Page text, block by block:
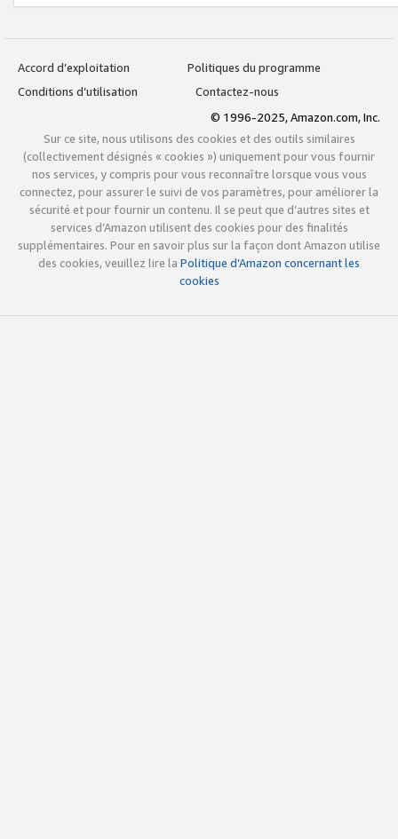
Accord d’exploitation
Politiques du programme
Conditions d’utilisation
Contactez-nous
© 1996-2025, Amazon.com, Inc.
Sur ce site, nous utilisons des cookies et des outils similaires
(collectivement désignés « cookies ») uniquement pour vous fournir
nos services, y compris pour vous reconnaître lorsque vous vous
connectez, pour assurer le suivi de vos paramètres, pour améliorer la
sécurité et pour fournir un contenu. Il se peut que d’autres sites et
services d’Amazon utilisent des cookies pour des finalités
supplémentaires. Pour en savoir plus sur la façon dont Amazon utilise
des cookies, veuillez lire la Politique d’Amazon concernant les
cookies